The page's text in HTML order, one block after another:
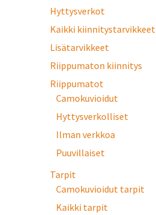
Hyttysverkot
Kaikki kiinnitystarvikkeet
Lisätarvikkeet
Riippumaton kiinnitys
Riippumatot
Camokuvioidut
Hyttysverkolliset
Ilman verkkoa
Puuvillaiset
Tarpit
Camokuvioidut tarpit
Kaikki tarpit